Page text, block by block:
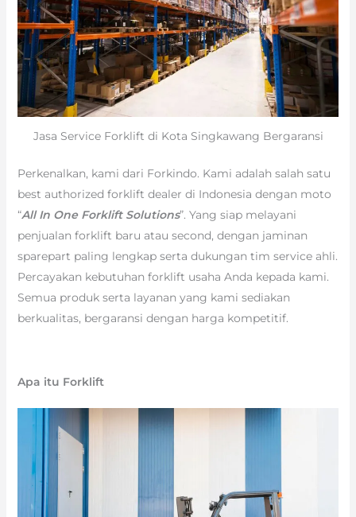
Jasa Service Forklift di Kota Singkawang Bergaransi
Perkenalkan, kami dari Forkindo. Kami adalah salah satu
best authorized forklift dealer di Indonesia dengan moto
“All In One Forklift Solutions”. Yang siap melayani
penjualan forklift baru atau second, dengan jaminan
sparepart paling lengkap serta dukungan tim service ahli.
Percayakan kebutuhan forklift usaha Anda kepada kami.
Semua produk serta layanan yang kami sediakan
berkualitas, bergaransi dengan harga kompetitif.
Apa itu Forklift